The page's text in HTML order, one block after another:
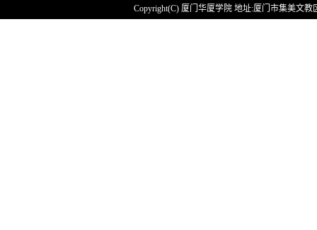
Copyright(C) 厦门华厦学院 地址:厦门市集美文教